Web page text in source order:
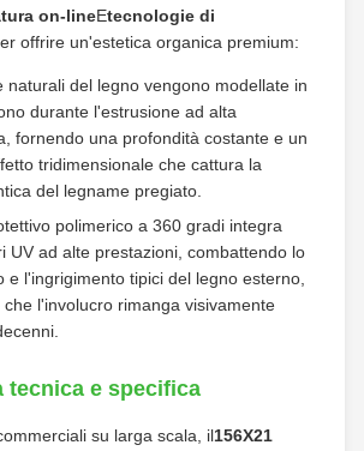
on-lineEtecnologie di
offrire un'estetica organica premium:
naturali del legno vengono modellate in
durante l'estrusione ad alta
fornendo una profondità costante e un
tridimensionale che cattura la
del legname pregiato.
polimerico a 360 gradi integra
UV ad alte prestazioni, combattendo lo
e l'ingrigimento tipici del legno esterno,
l'involucro rimanga visivamente
tecnica e specifica
su larga scala, il156X21